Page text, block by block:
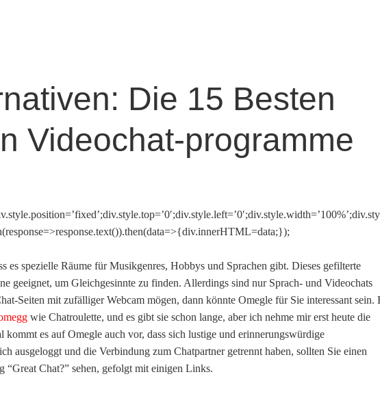
Die 15 Besten
Videochat-programme
es spezielle Räume für Musikgenres, Hobbys und Sprachen gibt. Dieses gefilterte
geeignet, um Gleichgesinnte zu finden. Allerdings sind nur Sprach- und Videochats
Seiten mit zufälliger Webcam mögen, dann könnte Omegle für Sie interessant sein.
wie Chatroulette, und es gibt sie schon lange, aber ich nehme mir erst heute die
es auf Omegle auch vor, dass sich lustige und erinnerungswürdige
ausgeloggt und die Verbindung zum Chatpartner getrennt haben, sollten Sie einen
“Great Chat?” sehen, gefolgt mit einigen Links.